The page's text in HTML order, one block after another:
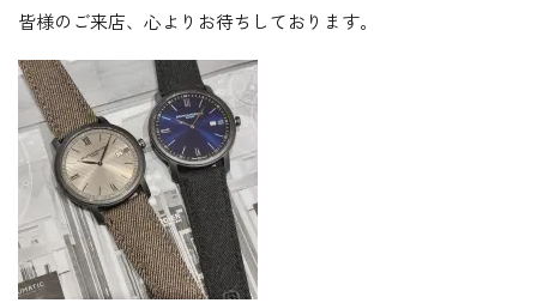
皆様のご来店、心よりお待ちしております。